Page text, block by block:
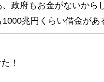
、政府もお金がないから
1000兆円くらい借金が
！